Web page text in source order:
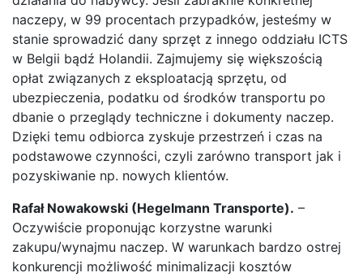
naczepy, w 99 procentach przypadków, jesteśmy w
stanie sprowadzić dany sprzęt z innego oddziału ICTS
w Belgii bądź Holandii. Zajmujemy się większością
opłat związanych z eksploatacją sprzętu, od
ubezpieczenia, podatku od środków transportu po
dbanie o przeglądy techniczne i dokumenty naczep.
Dzięki temu odbiorca zyskuje przestrzeń i czas na
podstawowe czynności, czyli zarówno transport jak i
pozyskiwanie np. nowych klientów.
Rafał Nowakowski (Hegelmann Transporte). –
Oczywiście proponując korzystne warunki
zakupu/wynajmu naczep. W warunkach bardzo ostrej
konkurencji możliwość minimalizacji kosztów